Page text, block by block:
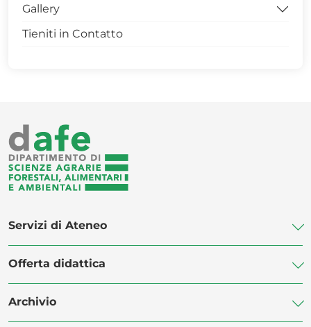
Assegnisti
Prova finale
Gallery
PRESENTAZIONE SCUOLA
ARCHIVIO MULTIMEDIA 1
ARCHIVIO MULTIMEDIA 2
Tieniti in Contatto
Servizi di Ateneo
Biblioteca di Ateneo
Centro Linguistico di Ateneo
Offerta didattica
Vademecum-ERASMUS
Archivio